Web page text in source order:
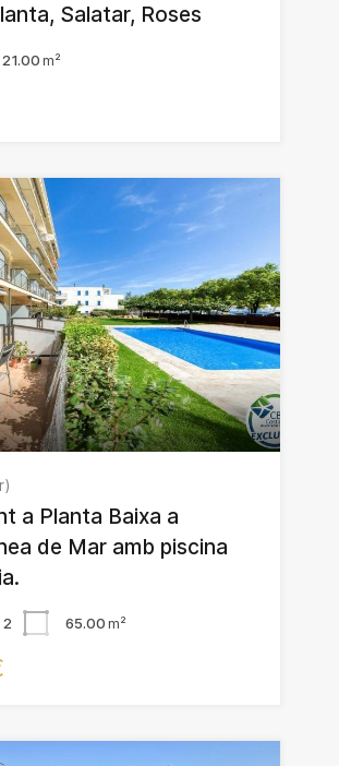
Salatar, Roses
21.00m²
a Planta Baixa a
de Mar amb piscina
2 65.00m²